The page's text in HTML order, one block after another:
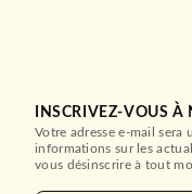
INSCRIVEZ-VOUS À
Votre adresse e-mail
informations sur les
vous désinscrire à tout